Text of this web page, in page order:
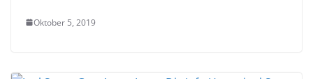
Oktober 5, 2019